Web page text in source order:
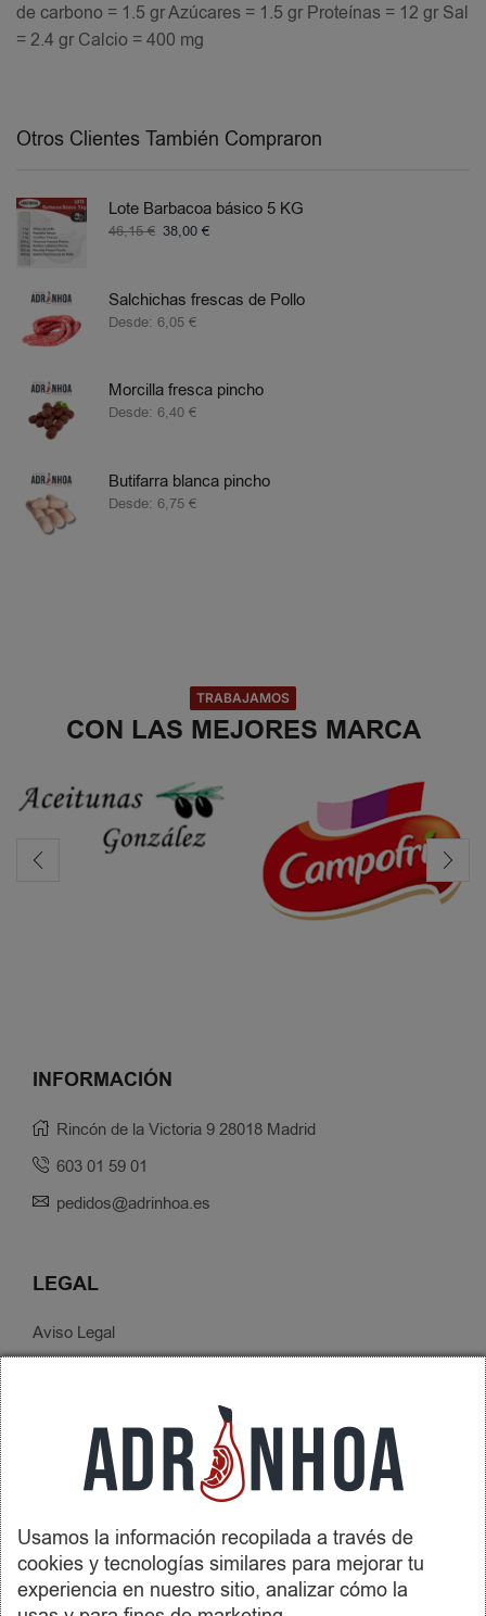
de carbono = 1.5 gr Azúcares = 1.5 gr Proteínas = 12 gr Sal
= 2.4 gr Calcio = 400 mg
Otros Clientes También Compraron
Lote Barbacoa básico 5 KG
46,15€ 38,00 €
Salchichas frescas de Pollo
Desde: 6,05 €
Morcilla fresca pincho
Desde: 6,40 €
Butifarra blanca pincho
Desde: 6,75 €
TRABAJAMOS
CON LAS MEJORES MARCA
INFORMACIÓN
Rincón de la Victoria 9 28018 Madrid
603 01 59 01
pedidos@adrinhoa.es
LEGAL
Aviso Legal
Condiciones de Contratación
Envíos y Devoluciones
SOBRE ADRINHOA
Conócenos
Contactar
Usamos la información recopilada a través de
cookies y tecnologías similares para mejorar tu
experiencia en nuestro sitio, analizar cómo la